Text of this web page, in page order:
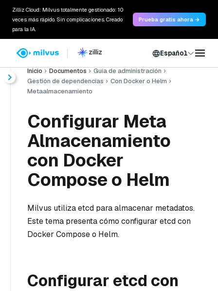
Zilliz Cloud: Milvus totalmente gestionado: 10
veces más rápido. Sin complicaciones. Creado
para la IA.
Prueba gratis ahora →
Español
Inicio Documentos
Guía de administración
Gestión de dependencias
Con Docker o Helm
Metaalmacenamiento
Configurar Meta
Almacenamiento
con Docker
Compose o Helm
Milvus utiliza etcd para almacenar metadatos.
Este tema presenta cómo configurar etcd con
Docker Compose o Helm.
Configurar etcd con